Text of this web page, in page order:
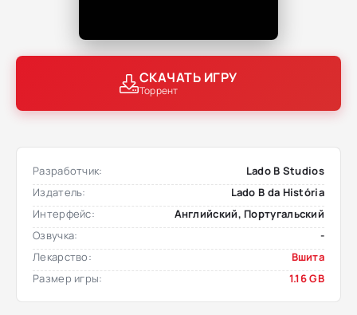
СКАЧАТЬ ИГРУ
Торрент
Разработчик:
Lado B Studios
Издатель:
Lado B da História
Интерфейс:
Английский, Португальский
Озвучка:
-
Лекарство:
Вшита
Размер игры:
1.16 GB